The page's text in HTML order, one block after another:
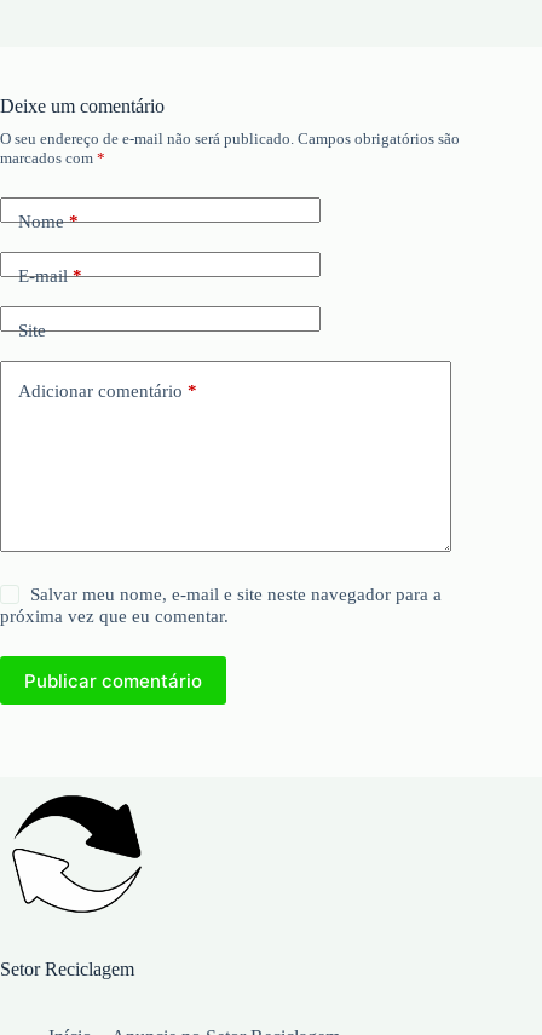
Deixe um comentário
O seu endereço de e-mail não será publicado. Campos obrigatórios são
marcados com *
Nome*
E-mail*
Site
Adicionar comentário *
Salvar meu nome, e-mail e site neste navegador para a
próxima vez que eu comentar.
Publicar comentário
Setor Reciclagem